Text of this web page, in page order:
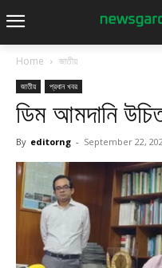
Home জাতীয়
জাতীয় প্রধান খবর
ডিম আমদানি
By editorng - September 22,